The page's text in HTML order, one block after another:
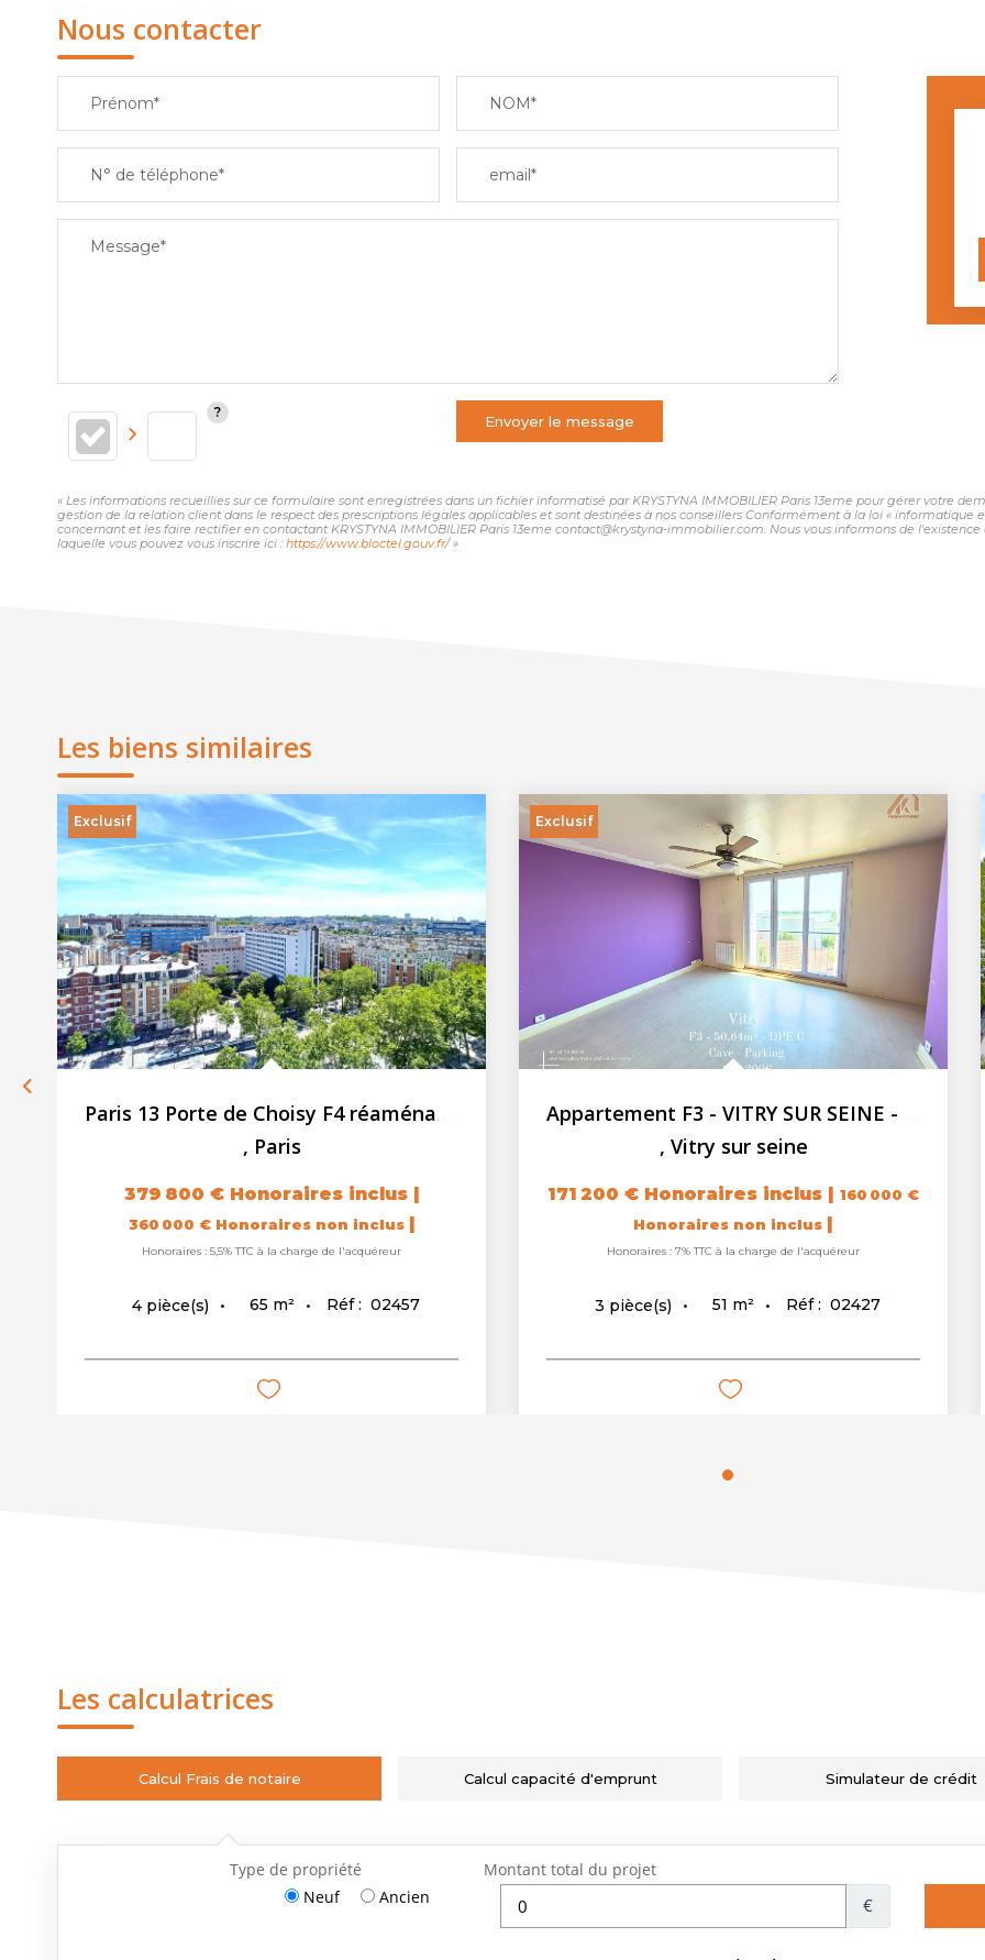
Nous contacter
Prénom* NOM*
N° de téléphone* email*
Message*
Envoyer le message
« Les informations recueillies sur ce formulaire sont enregistrées dans un fichier informatisé par KRYSTYNA IMMOBILIER Paris 13eme pour gérer votre
gestion de la relation client dans le respect des prescriptions légales applicables et sont destinées à nos conseillers Conformément à la loi « informatique
concernant et les faire rectifier en contactant KRYSTYNA IMMOBILIER Paris 13eme contact@krystyna-immobilier.com. Nous vous informons de
laquelle vous pouvez vous inscrire ici : https://www.bloctel.gouv.fr/»
Les biens similaires
Exclusif
, Paris
379 800 € Honoraires inclus |
360 000 € Honoraires non inclus |
Honoraires : 5,5% TTC à la charge de l'acquéreur
4 pièce(s) 65 m² Réf : 02457
Exclusif
, Vitry sur seine
171 200 € Honoraires inclus | 160 000 €
Honoraires non inclus |
Honoraires : 7% TTC à la charge de l'acquéreur
3 pièce(s) 51 m² Réf : 02427
Les calculatrices
Calcul Frais de notaire Calcul capacité d'emprunt Simulateur de crédit